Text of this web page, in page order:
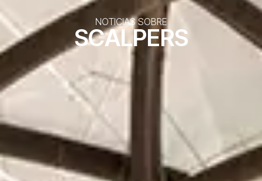
NOTICIAS SOBRE
SCALPERS